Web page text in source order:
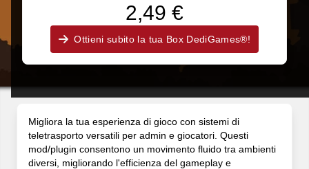
2,49 €
Ottieni subito la tua Box DediGames®!
Migliora la tua esperienza di gioco con sistemi di
teletrasporto versatili per admin e giocatori. Questi
mod/plugin consentono un movimento fluido tra ambienti
diversi, migliorando l'efficienza del gameplay e